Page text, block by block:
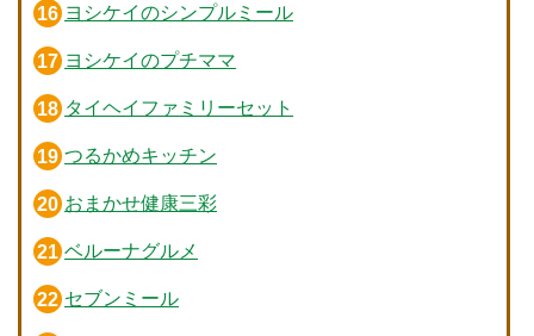
ヨシケイのシンプルミール
ヨシケイのプチママ
タイヘイファミリーセット
つるかめキッチン
おまかせ健康三彩
ベルーナグルメ
セブンミール